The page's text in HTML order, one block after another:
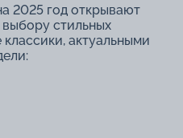
2025 год открывают
стильных
актуальными